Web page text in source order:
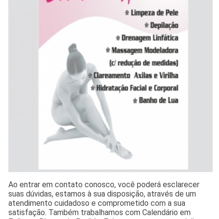
Ao entrar em contato conosco, você poderá esclarecer
suas dúvidas, estamos à sua disposição, através de um
atendimento cuidadoso e comprometido com a sua
satisfação. Também trabalhamos com Calendário em